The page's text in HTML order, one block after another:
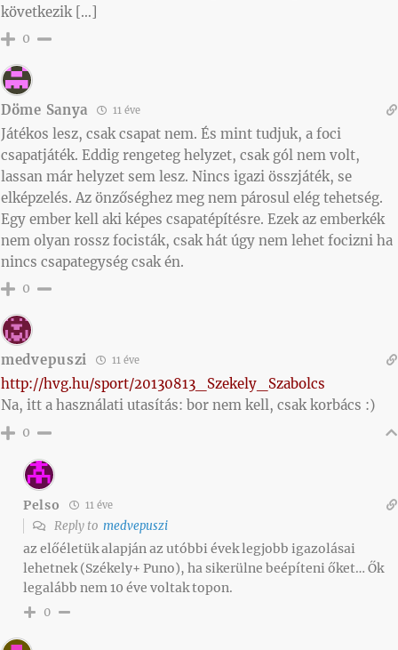
következik […]
0
Döme Sanya 11 éve
Játékos lesz, csak csapat nem. És mint tudjuk, a foci
csapatjáték. Eddig rengeteg helyzet, csak gól nem volt,
lassan már helyzet sem lesz. Nincs igazi összjáték, se
elképzelés. Az önzőséghez meg nem párosul elég tehetség.
Egy ember kell aki képes csapatépítésre. Ezek az emberkék
nem olyan rossz focisták, csak hát úgy nem lehet focizni ha
nincs csapategység csak én.
0
medvepuszi 11 éve
http://hvg.hu/sport/20130813_Szekely_Szabolcs
Na, itt a használati utasítás: bor nem kell, csak korbács :)
0
Pelso 11 éve
Reply to medvepuszi
az előéletük alapján az utóbbi évek legjobb igazolásai
lehetnek (Székely+ Puno), ha sikerülne beépíteni őket… Ők
legalább nem 10 éve voltak topon.
0